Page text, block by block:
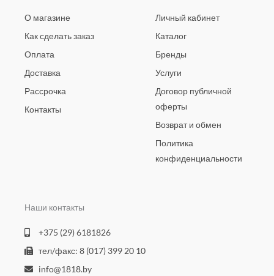
О магазине
Как сделать заказ
Оплата
Доставка
Рассрочка
Контакты
Личный кабинет
Каталог
Бренды
Услуги
Договор публичной
оферты
Возврат и обмен
Политика
конфиденциальности
Наши контакты
+375 (29) 6181826
тел/факс: 8 (017) 399 20 10
info@1818.by